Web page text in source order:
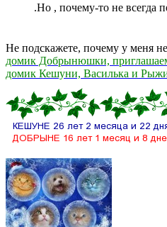
.Но , почему-то не всегда
Не подскажете, почему у меня
домик Добрынюшки,
домик Кешуни, Василька и